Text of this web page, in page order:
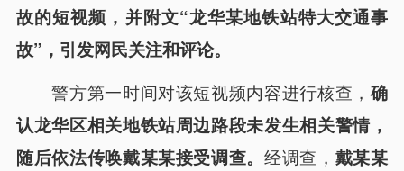
故的短视频，并附文“龙华某地铁站特大交通事
故”，引发网民关注和评论。
警方第一时间对该短视频内容进行核查，确
认龙华区相关地铁站周边路段未发生相关警情，
随后依法传唤戴某某接受调查。经调查， 戴某某